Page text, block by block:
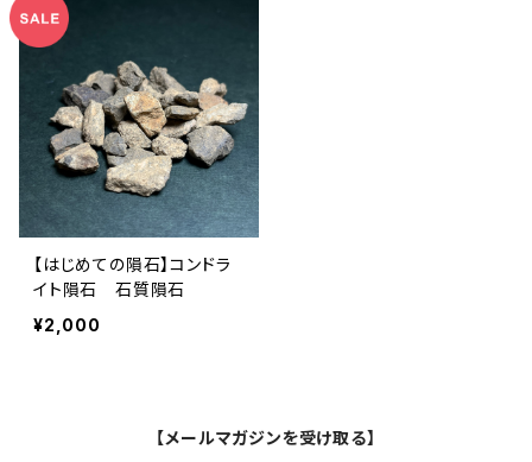
【はじめての隕石】コンドラ
イト隕石 石質隕石
¥2,000
【メールマガジンを受け取る】